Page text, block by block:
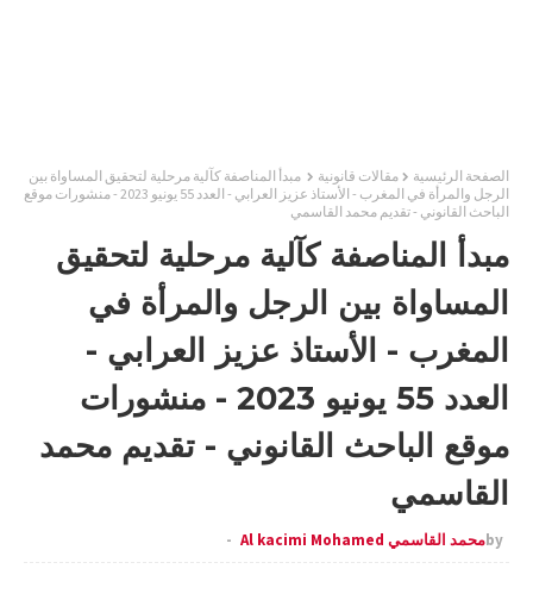
الصفحة الرئيسية مقالات قانونية
مبدأ المناصفة كآلية مرحلية لتحقيق المساواة بين
الرجل والمرأة في المغرب - الأستاذ عزيز العرابي - العدد 55 يونيو 2023 - منشورات موقع
الباحث القانوني - تقديم محمد القاسمي
مبدأ المناصفة كآلية مرحلية لتحقيق
المساواة بين الرجل والمرأة في
المغرب - الأستاذ عزيز العرابي -
العدد 55 يونيو 2023 - منشورات
موقع الباحث القانوني - تقديم محمد
القاسمي
byمحمد القاسمي Al kacimi Mohamed